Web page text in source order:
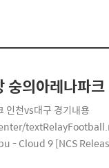
의아레나파
인천vs대구 경기내용
- Cloud 9 [NCS
로 복사, 배포, 판매 등